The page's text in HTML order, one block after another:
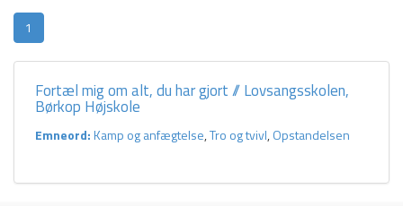
1
Fortæl mig om alt, du har gjort // Lovsangsskolen,
Børkop Højskole
Emneord:Kamp og anfægtelse,Tro og tvivl,Opstandelsen